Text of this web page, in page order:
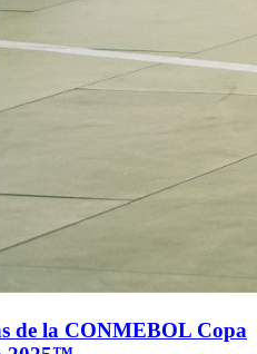
de la CONMEBOL Copa